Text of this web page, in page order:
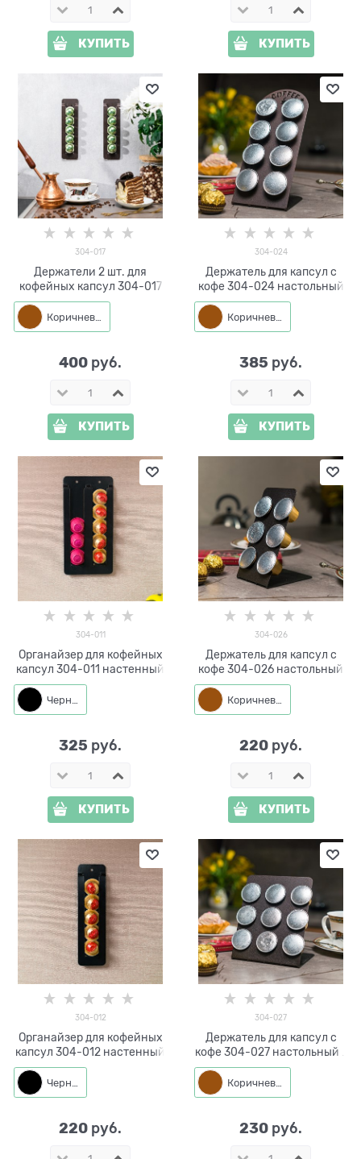
КУПИТЬ КУПИТЬ
304-017
Держатели 2 шт. для
кофейных капсул 304-017
400 руб.
КУПИТЬ
304-024
Держатель для капсул с
кофе 304-024 настольный
385 руб.
КУПИТЬ
304-011
Органайзер для кофейных
капсул 304-011 настенный
325 руб.
КУПИТЬ
304-026
Держатель для капсул с
кофе 304-026 настольный
220 руб.
КУПИТЬ
304-012
Органайзер для кофейных
капсул 304-012 настенный
220 руб.
304-027
Держатель для капсул с
кофе 304-027 настольный -
копия
230 руб.